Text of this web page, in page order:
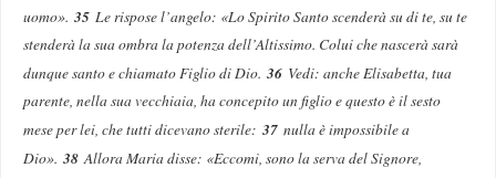
uomo».35 Le rispose l’angelo: «Lo Spirito Santo scenderà su di te, su te
stenderà la sua ombra la potenza dell’Altissimo. Colui che nascerà sarà
dunque santo e chiamato Figlio di Dio.36 Vedi: anche Elisabetta, tua
parente, nella sua vecchiaia, ha concepito un figlio e questo è il sesto
mese per lei, che tutti dicevano sterile:37 nulla è impossibile a
Dio».38 Allora Maria disse: «Eccomi, sono la serva del Signore,